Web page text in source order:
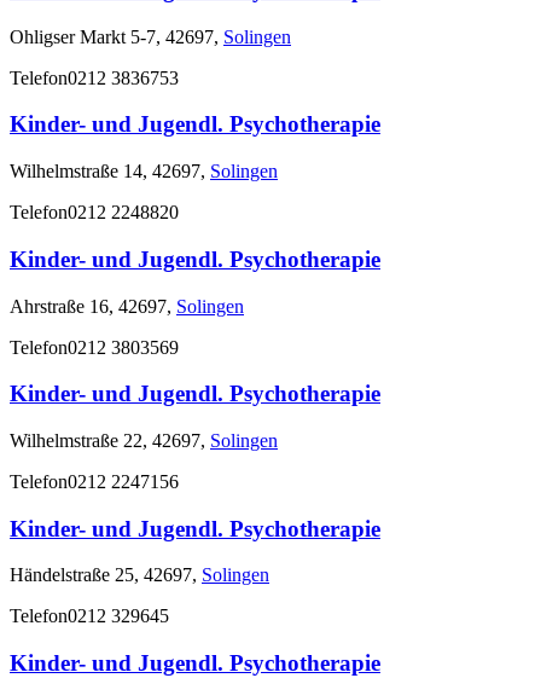
Ohligser Markt 5-7, 42697, Solingen
Telefon0212 3836753
Kinder- und Jugendl. Psychotherapie
Wilhelmstraße 14, 42697, Solingen
Telefon0212 2248820
Kinder- und Jugendl. Psychotherapie
Ahrstraße 16, 42697, Solingen
Telefon0212 3803569
Kinder- und Jugendl. Psychotherapie
Wilhelmstraße 22, 42697, Solingen
Telefon0212 2247156
Kinder- und Jugendl. Psychotherapie
Händelstraße 25, 42697, Solingen
Telefon0212 329645
Kinder- und Jugendl. Psychotherapie